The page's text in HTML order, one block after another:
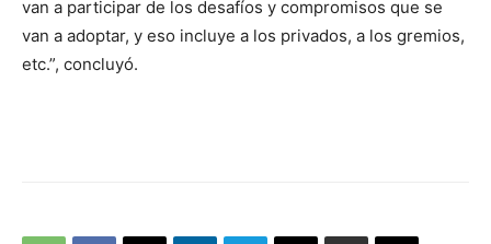
van a participar de los desafíos y compromisos que se
van a adoptar, y eso incluye a los privados, a los gremios,
etc.”, concluyó.